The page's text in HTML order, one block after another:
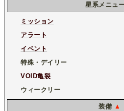
星系メニュ
ミッション
アラート
イベント
特殊・デイリー
VOID亀裂
ウィークリー
装備 ▲